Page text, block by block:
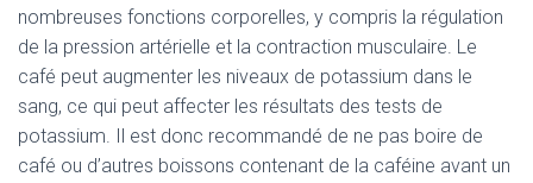
nombreuses fonctions corporelles, y compris la régulation
de la pression artérielle et la contraction musculaire. Le
café peut augmenter les niveaux de potassium dans le
sang, ce qui peut affecter les résultats des tests de
potassium. Il est donc recommandé de ne pas boire de
café ou d’autres boissons contenant de la caféine avant un